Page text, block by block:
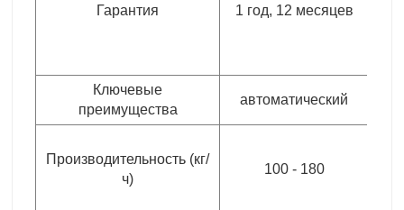
Гарантия 1 год, 12 месяцев
Ключевые
преимущества
автоматический
Производительность (кг/
ч)
100 - 180